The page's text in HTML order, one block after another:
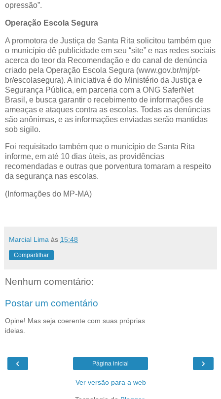
opressão”.
Operação Escola Segura
A promotora de Justiça de Santa Rita solicitou também que
o município dê publicidade em seu “site” e nas redes sociais
acerca do teor da Recomendação e do canal de denúncia
criado pela Operação Escola Segura (www.gov.br/mj/pt-
br/escolasegura). A iniciativa é do Ministério da Justiça e
Segurança Pública, em parceria com a ONG SaferNet
Brasil, e busca garantir o recebimento de informações de
ameaças e ataques contra as escolas. Todas as denúncias
são anônimas, e as informações enviadas serão mantidas
sob sigilo.
Foi requisitado também que o município de Santa Rita
informe, em até 10 dias úteis, as providências
recomendadas e outras que porventura tomaram a respeito
da segurança nas escolas.
(Informações do MP-MA)
Marcial Lima às 15:48
Compartilhar
Nenhum comentário:
Postar um comentário
Opine! Mas seja coerente com suas próprias
ideias.
‹ ›
Página inicial
Ver versão para a web